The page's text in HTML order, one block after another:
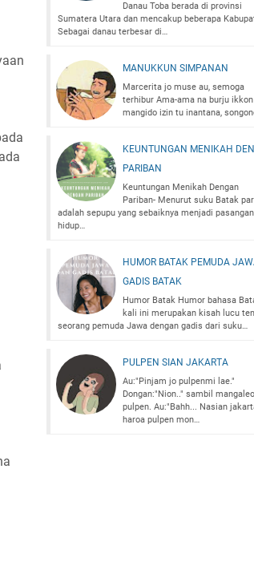
Danau Toba berada di provinsi
Sumatera Utara dan mencakup beberapa
Sebagai danau terbesar di…
MANUKKUN SIMPANAN
Marcerita jo muse au, semoga
terhibur Ama-ama na burju
mangido izin tu inantana,
KEUNTUNGAN MENIKAH
PARIBAN
Keuntungan Menikah Dengan
Pariban- Menurut suku Batak
adalah sepupu yang sebaiknya menjadi pasangan
hidup…
HUMOR BATAK PEMUDA
GADIS BATAK
Humor Batak Humor bahasa
kali ini merupakan kisah lucu
seorang pemuda Jawa dengan gadis dari suku…
PULPEN SIAN JAKARTA
Au:"Pinjam jo pulpenmi lae."
Dongan:"Nion.." sambil
pulpen. Au:"Bahh... Nasian
haroa pulpen mon…